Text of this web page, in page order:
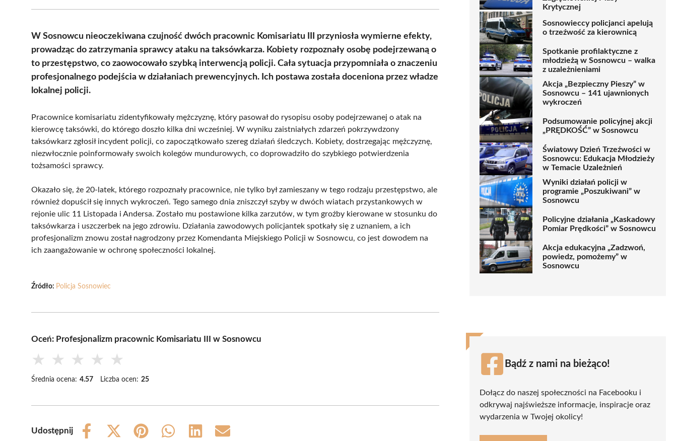
(Twitter)
W Sosnowcu nieoczekiwana czujność dwóch pracownic Komisariatu III przyniosła wymierne efekty,
prowadząc do zatrzymania sprawcy ataku na taksówkarza. Kobiety rozpoznały osobę podejrzewaną o
to przestępstwo, co zaowocowało szybką interwencją policji. Cała sytuacja przypomniała o znaczeniu
profesjonalnego podejścia w działaniach prewencyjnych. Ich postawa została doceniona przez władze
lokalnej policji.
Pracownice komisariatu zidentyfikowały mężczyznę, który pasował do rysopisu osoby podejrzewanej o atak na
kierowcę taksówki, do którego doszło kilka dni wcześniej. W wyniku zaistniałych zdarzeń pokrzywdzony
taksówkarz zgłosił incydent policji, co zapoczątkowało szereg działań śledczych. Kobiety, dostrzegając mężczyznę,
niezwłocznie poinformowały swoich kolegów mundurowych, co doprowadziło do szybkiego potwierdzenia
tożsamości sprawcy.
Okazało się, że 20-latek, którego rozpoznały pracownice, nie tylko był zamieszany w tego rodzaju przestępstwo, ale
również dopuścił się innych wykroczeń. Tego samego dnia zniszczył szyby w dwóch wiatach przystankowych w
rejonie ulic 11 Listopada i Andersa. Zostało mu postawione kilka zarzutów, w tym groźby kierowane w stosunku do
taksówkarza i uszczerbek na jego zdrowiu. Działania zawodowych policjantek spotkały się z uznaniem, a ich
profesjonalizm znowu został nagrodzony przez Komendanta Miejskiego Policji w Sosnowcu, co jest dowodem na
ich zaangażowanie w ochronę społeczności lokalnej.
Źródło: Policja Sosnowiec
Oceń: Profesjonalizm pracownic Komisariatu III w Sosnowcu
★ ★ ★ ★ ★
Średnia ocena: 4.57 Liczba ocen: 25
Udostępnij
Share
Share
Share
Share
Share
Share
Krytycznej
Sosnowieccy policjanci apelują
o trzeźwość za kierownicą
Spotkanie profilaktyczne z
młodzieżą w Sosnowcu – walka
z uzależnieniami
Akcja „Bezpieczny Pieszy” w
Sosnowcu – 141 ujawnionych
wykroczeń
Podsumowanie policyjnej akcji
„PRĘDKOŚĆ” w Sosnowcu
Światowy Dzień Trzeźwości w
Sosnowcu: Edukacja Młodzieży
w Temacie Uzależnień
Wyniki działań policji w
programie „Poszukiwani” w
Sosnowcu
Policyjne działania „Kaskadowy
Pomiar Prędkości” w Sosnowcu
Akcja edukacyjna „Zadzwoń,
powiedz, pomożemy” w
Sosnowcu
Bądź z nami na bieżąco!
Dołącz do naszej społeczności na Facebooku i
odkrywaj najświeższe informacje, inspiracje oraz
wydarzenia w Twojej okolicy!